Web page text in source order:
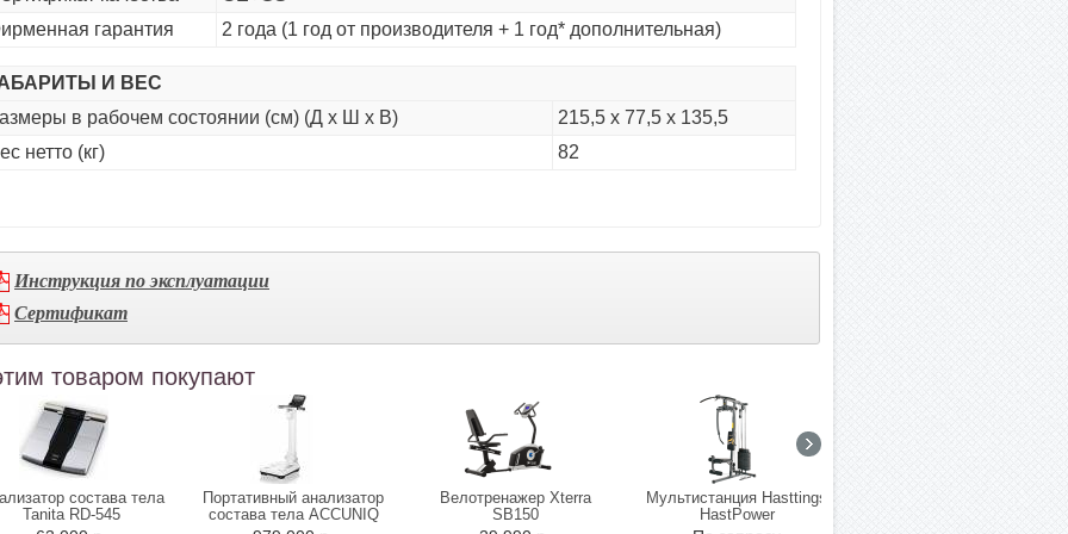
гарантия
2 года (1 год от производителя + 1 год* дополнительная)
И ВЕС
в рабочем состоянии (см) (Д х Ш х В)
215,5 х 77,5 х 135,5
нетто (кг)
82
Инструкция по эксплуатации
Сертификат
товаром покупают
состава тела
Tanita RD-545
Портативный анализатор
состава тела ACCUNIQ
Велотренажер Xterra
SB150
Мультистанция Hasttings
HastPower